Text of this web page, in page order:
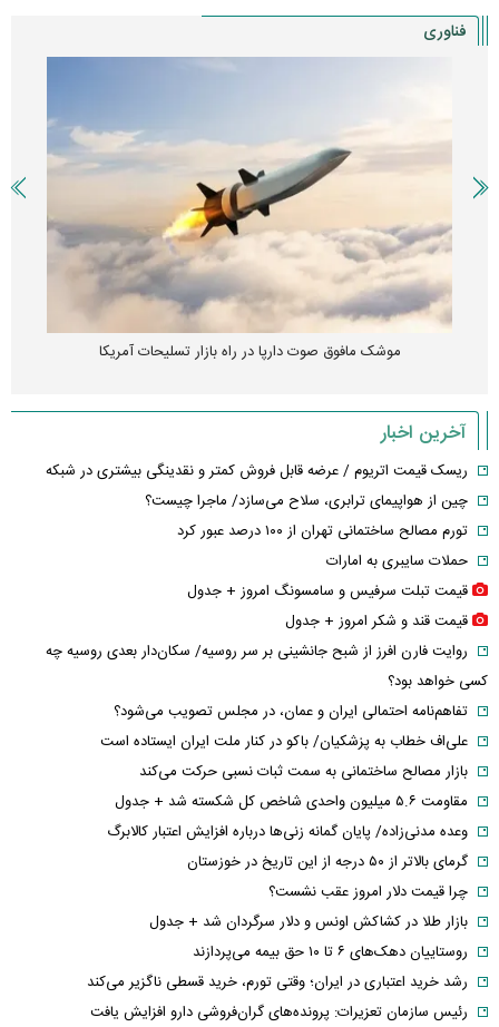
فناوری
موشک مافوق صوت دارپا در راه بازار تسلیحات آمریکا
آخرین اخبار
ریسک قیمت اتریوم / عرضه قابل فروش کمتر و نقدینگی بیشتری در شبکه
چین از هواپیمای ترابری، سلاح می‌سازد/ ماجرا چیست؟
تورم مصالح ساختمانی تهران از ۱۰۰ درصد عبور کرد
حملات سایبری به امارات
قیمت تبلت سرفیس و سامسونگ امروز + جدول
قیمت قند و شکر امروز + جدول
روایت فارن افرز از شبح جانشینی بر سر روسیه/ سکان‌دار بعدی روسیه چه
کسی خواهد بود؟
تفاهم‌نامه احتمالی ایران و عمان، در مجلس تصویب می‌شود؟
علی‌اف خطاب به پزشکیان/ باکو در کنار ملت ایران ایستاده است
بازار مصالح ساختمانی به سمت ثبات نسبی حرکت می‌کند
مقاومت ۵.۶ میلیون واحدی شاخص کل شکسته شد + جدول
وعده مدنی‌زاده/ پایان گمانه زنی‌ها درباره افزایش اعتبار کالابرگ
گرمای بالاتر از ۵۰ درجه از این تاریخ در خوزستان
چرا قیمت دلار امروز عقب نشست؟
بازار طلا در کشاکش اونس و دلار سرگردان شد + جدول
روستاییان دهک‌های ۶ تا ۱۰ حق بیمه می‌پردازند
رشد خرید اعتباری در ایران؛ وقتی تورم، خرید قسطی ناگزیر می‌کند
رئیس سازمان تعزیرات: پرونده‌های گران‌فروشی دارو افزایش یافت